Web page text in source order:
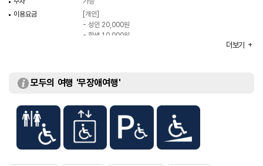
이용요금
[개인]
- 성인 20,000원
- 학생 10,000원
체험프로그램
해든 감상교실 / 미술관을 움직이는 사람들 / 나도 비평가 등
더보기
모두의 여행 '무장애여행'